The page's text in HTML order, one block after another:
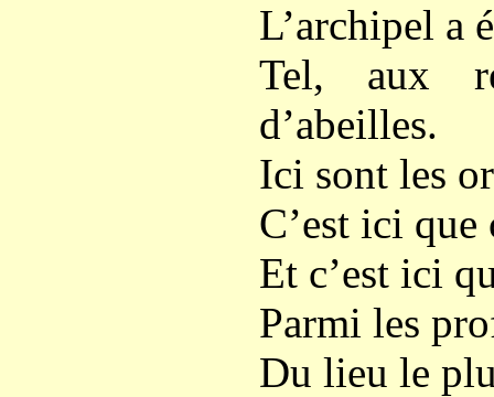
L’archipel a
Tel, aux
d’abeilles.
Ici sont les
C’est ici
Et c’est ici
Parmi les
Du lieu le